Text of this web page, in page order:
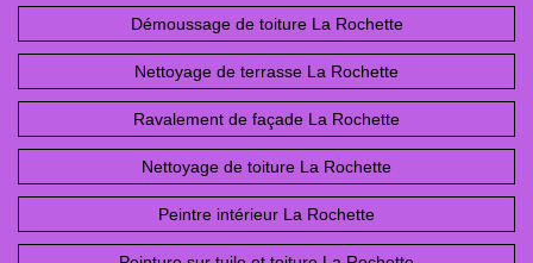
Démoussage de toiture La Rochette
Nettoyage de terrasse La Rochette
Ravalement de façade La Rochette
Nettoyage de toiture La Rochette
Peintre intérieur La Rochette